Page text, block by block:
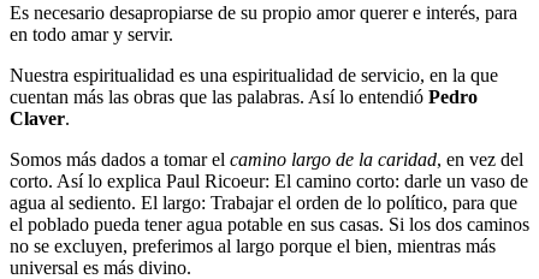
Es necesario desapropiarse de su propio amor querer e interés, para
en todo amar y servir.
Nuestra espiritualidad es una espiritualidad de servicio, en la que
cuentan más las obras que las palabras. Así lo entendió Pedro
Claver.
Somos más dados a tomar el camino largo de la caridad, en vez del
corto. Así lo explica Paul Ricoeur: El camino corto: darle un vaso de
agua al sediento. El largo: Trabajar el orden de lo político, para que
el poblado pueda tener agua potable en sus casas. Si los dos caminos
no se excluyen, preferimos al largo porque el bien, mientras más
universal es más divino.